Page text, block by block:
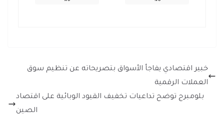
خبير اقتصادي يفاجأ الأسواق بتصريحاته عن تنظيم سوق
العملات الرقمية
بلومبرج توضح تداعيات تخفيف القيود الوبائية على اقتصاد
الصين